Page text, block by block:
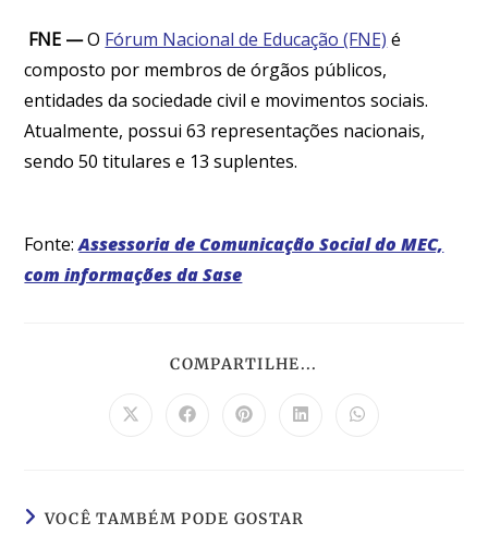
FNE —O Fórum Nacional de Educação (FNE) é
composto por membros de órgãos públicos,
entidades da sociedade civil e movimentos sociais.
Atualmente, possui 63 representações nacionais,
sendo 50 titulares e 13 suplentes.
Fonte:Assessoria de Comunicação Social do MEC,
com informações da Sase
COMPARTILHE...
VOCÊ TAMBÉM PODE GOSTAR